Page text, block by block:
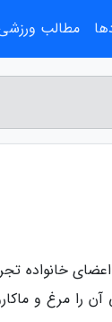
خانواده
را مرغ و
مطالب